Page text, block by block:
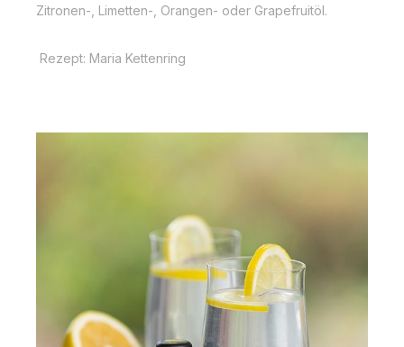
Zitronen-, Limetten-, Orangen- oder Grapefruitöl.
Rezept: Maria Kettenring